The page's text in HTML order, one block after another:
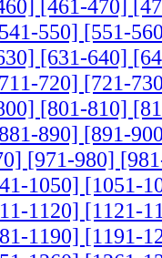
[461-470]
550] [551-
[631-640]
720] [721-
[801-810]
890] [891-
[971-980]
1050] [1051-
1120] [1121-
1190] [1191-